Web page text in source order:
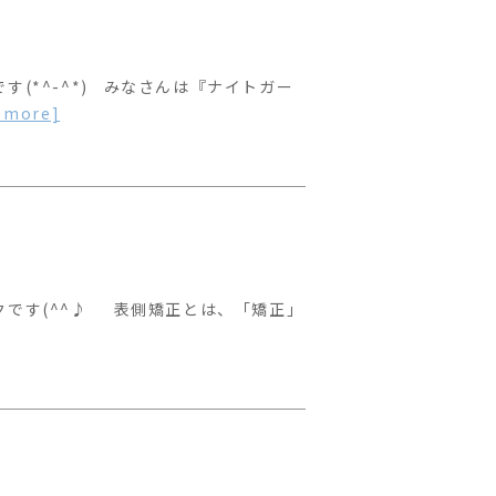
す(*^-^*) みなさんは『ナイトガー
です(^^♪ 表側矯正とは、「矯正」